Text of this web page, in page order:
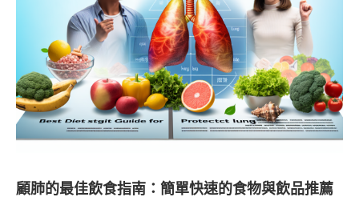
顧肺的最佳飲食指南：簡單快速的食物與飲品推薦